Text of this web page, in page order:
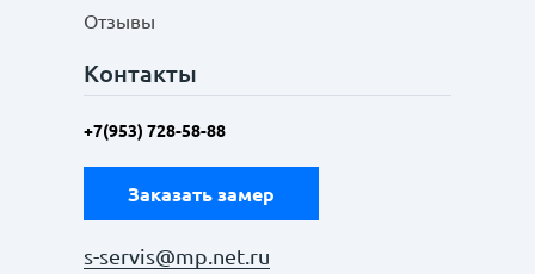
Отзывы
Контакты
+7(953) 728-58-88
Заказать замер
s-servis@mp.net.ru